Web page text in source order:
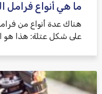
ما هي أنواع فرامل
هناك عدة أنواع من
على شكل عتلة: هذا هو